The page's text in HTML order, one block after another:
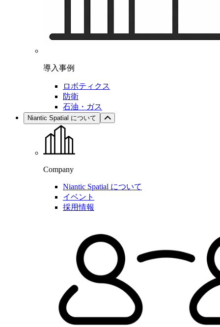
導入事例
ロボティクス
防衛
石油・ガス
Niantic Spatial について
Company
Niantic Spatial について
イベント
採用情報